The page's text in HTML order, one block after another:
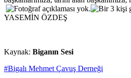
YASEMİN ÖZDEŞ
Kaynak: Biganın Sesi
#Bigalı Mehmet Çavuş Derneği